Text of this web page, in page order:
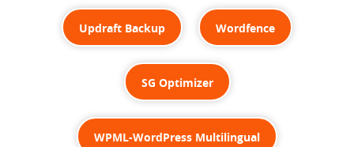
Updraft Backup Wordfence
SG Optimizer
WPML-WordPress Multilingual